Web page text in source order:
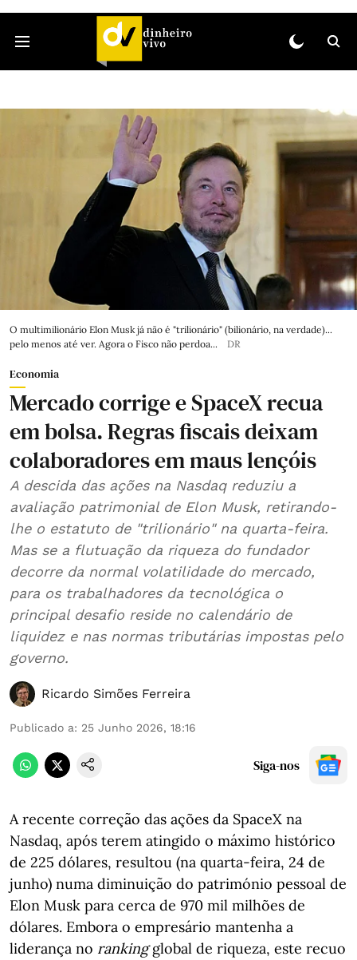
O multimilionário Elon Musk já não é "trilionário" (bilionário, na verdade)...
pelo menos até ver. Agora o Fisco não perdoa...
DR
Economia
Mercado corrige e SpaceX recua
em bolsa. Regras fiscais deixam
colaboradores em maus lençóis
A descida das ações na Nasdaq reduziu a
avaliação patrimonial de Elon Musk, retirando-
lhe o estatuto de "trilionário" na quarta-feira.
Mas se a flutuação da riqueza do fundador
decorre da normal volatilidade do mercado,
para os trabalhadores da tecnológica o
principal desafio reside no calendário de
liquidez e nas normas tributárias impostas pelo
governo.
Ricardo Simões Ferreira
Publicado a: 25 Junho 2026, 18:16
Siga-nos
A recente correção das ações da SpaceX na
Nasdaq, após terem atingido o máximo histórico
de 225 dólares, resultou (na quarta-feira, 24 de
junho) numa diminuição do património pessoal de
Elon Musk para cerca de 970 mil milhões de
dólares. Embora o empresário mantenha a
liderança no rankingglobal de riqueza, este recuo